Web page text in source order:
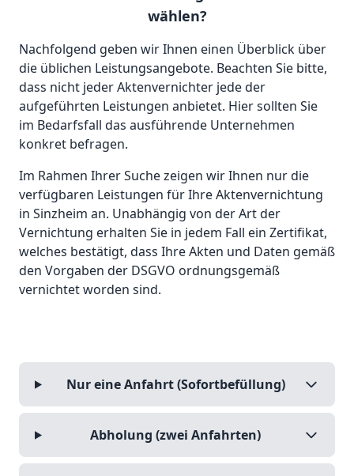
wählen?
Nachfolgend geben wir Ihnen einen Überblick über
die üblichen Leistungsangebote. Beachten Sie bitte,
dass nicht jeder Aktenvernichter jede der
aufgeführten Leistungen anbietet. Hier sollten Sie
im Bedarfsfall das ausführende Unternehmen
konkret befragen.
Im Rahmen Ihrer Suche zeigen wir Ihnen nur die
verfügbaren Leistungen für Ihre Aktenvernichtung
in Sinzheim an. Unabhängig von der Art der
Vernichtung erhalten Sie in jedem Fall ein Zertifikat,
welches bestätigt, dass Ihre Akten und Daten gemäß
den Vorgaben der DSGVO ordnungsgemäß
vernichtet worden sind.
Nur eine Anfahrt (Sofortbefüllung)
Abholung (zwei Anfahrten)